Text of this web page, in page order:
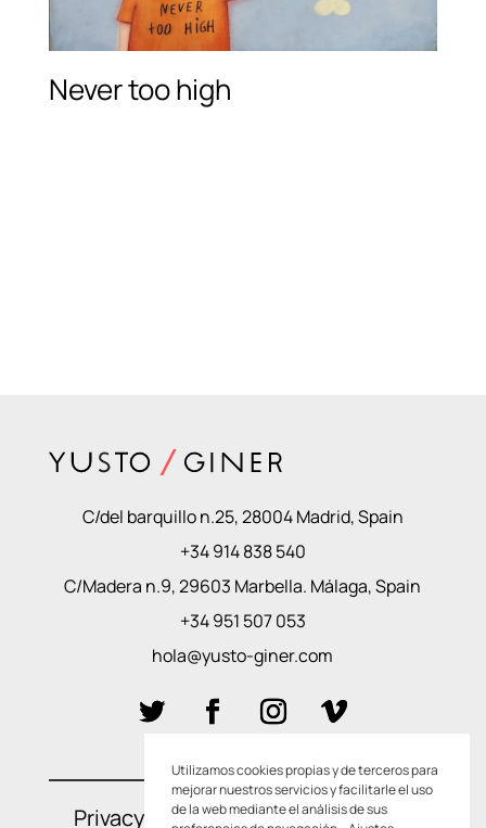
Never too high
C/del barquillo n.25, 28004 Madrid, Spain
+34 914 838 540
C/Madera n.9, 29603 Marbella. Málaga, Spain
+34 951 507 053
hola@yusto-giner.com
Privacy Policies–Cookie Policies
Utilizamos cookies propias y de terceros para
mejorar nuestros servicios y facilitarle el uso
de la web mediante el análisis de sus